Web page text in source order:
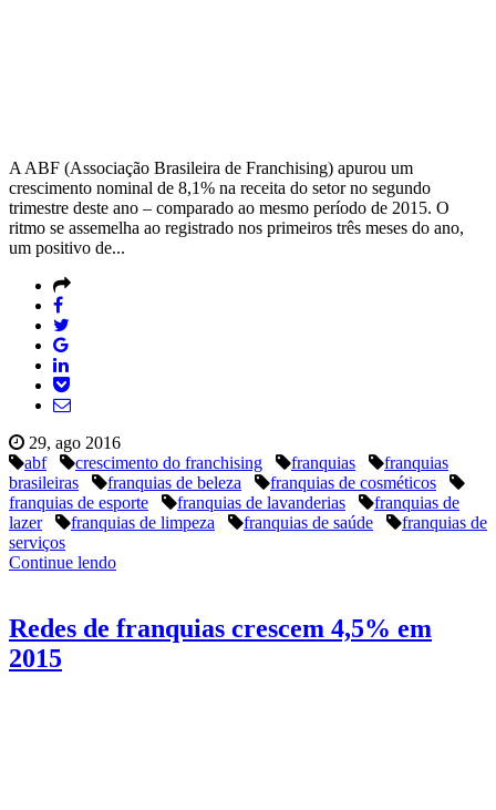
A ABF (Associação Brasileira de Franchising) apurou um
crescimento nominal de 8,1% na receita do setor no segundo
trimestre deste ano – comparado ao mesmo período de 2015. O
ritmo se assemelha ao registrado nos primeiros três meses do ano,
um positivo de...
29, ago 2016
abf
crescimento do franchising franquias
franquias
brasileiras
franquias de beleza
franquias de cosméticos
franquias de esporte
franquias de lavanderias
franquias de
lazer
franquias de limpeza franquias de saúde
franquias de
serviços
Continue lendo
Redes de franquias crescem 4,5% em
2015